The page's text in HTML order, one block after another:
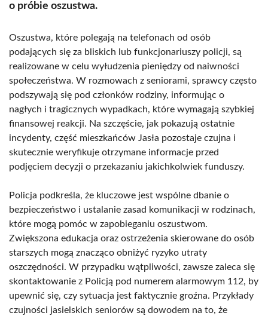
o próbie oszustwa.
Oszustwa, które polegają na telefonach od osób
podających się za bliskich lub funkcjonariuszy policji, są
realizowane w celu wyłudzenia pieniędzy od naiwności
społeczeństwa. W rozmowach z seniorami, sprawcy często
podszywają się pod członków rodziny, informując o
nagłych i tragicznych wypadkach, które wymagają szybkiej
finansowej reakcji. Na szczęście, jak pokazują ostatnie
incydenty, część mieszkańców Jasła pozostaje czujna i
skutecznie weryfikuje otrzymane informacje przed
podjęciem decyzji o przekazaniu jakichkolwiek funduszy.
Policja podkreśla, że kluczowe jest wspólne dbanie o
bezpieczeństwo i ustalanie zasad komunikacji w rodzinach,
które mogą pomóc w zapobieganiu oszustwom.
Zwiększona edukacja oraz ostrzeżenia skierowane do osób
starszych mogą znacząco obniżyć ryzyko utraty
oszczędności. W przypadku wątpliwości, zawsze zaleca się
skontaktowanie z Policją pod numerem alarmowym 112, by
upewnić się, czy sytuacja jest faktycznie groźna. Przykłady
czujności jasielskich seniorów są dowodem na to, że